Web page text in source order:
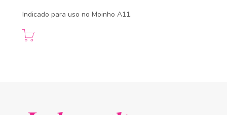
Indicado para uso no Moinho A11.